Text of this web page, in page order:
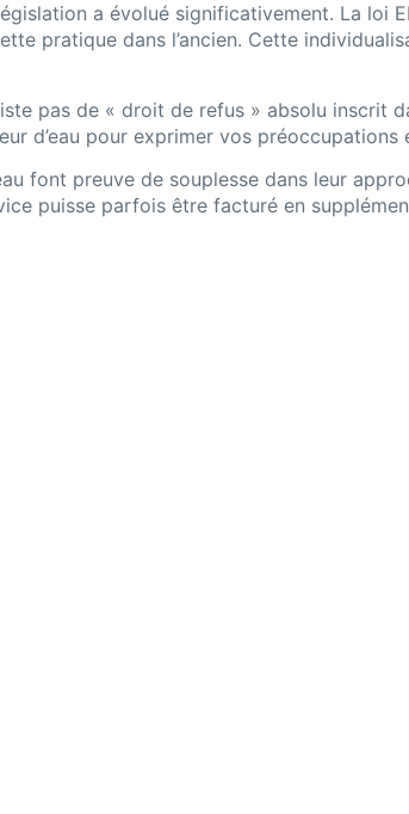
a évolué significativement. La loi
pratique dans l’ancien. Cette
pas de « droit de refus » absolu inscrit
d’eau pour exprimer vos préoccupations
font preuve de souplesse dans leur
puisse parfois être facturé en